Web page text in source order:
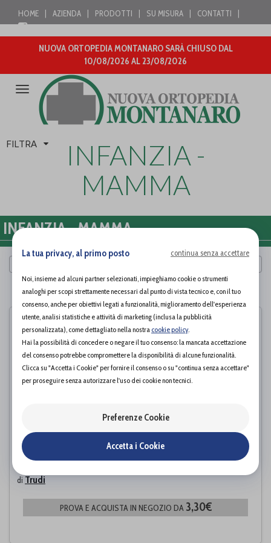
HOME AZIENDA PRODOTTI SU MISURA CONTATTI
NUOVA ORTOPEDIA MONTANARO SARÀ CHIUSO DAL
10/08/2026 AL 23/08/2026
Attiva/disattiva
navigazione
FILTRA
INFANZIA -
MAMMA
INFANZIA - MAMMA
PAGINA 1 DI 1
di Trudi
PROVA E ACQUISTA IN NEGOZIO DA 3,30€
La tua privacy, al primo posto continua senza accettare
Noi, insieme ad alcuni partner selezionati, impieghiamo cookie o strumenti
analoghi per scopi strettamente necessari dal punto di vista tecnico e, con il tuo
consenso, anche per obiettivi legati a funzionalità, miglioramento dell'esperienza
utente, analisi statistiche e attività di marketing (inclusa la pubblicità
personalizzata), come dettagliato nella nostra cookie policy.
Hai la possibilità di concedere o negare il tuo consenso: la mancata accettazione
del consenso potrebbe compromettere la disponibilità di alcune funzionalità.
Clicca su "Accetta i Cookie" per fornire il consenso o su "continua senza accettare"
per proseguire senza autorizzare l'uso dei cookie non tecnici.
Preferenze Cookie
Accetta i Cookie